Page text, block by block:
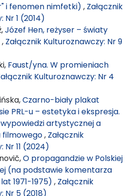
i fenomen nimfetki) , Załącznik
Nr 1 (2014)
Józef Hen, reżyser – światy
, Załącznik Kulturoznawczy: Nr 9
Faust/yna. W promieniach
Kulturoznawczy: Nr 4
Czarno-biały plakat
PRL-u – estetyka i ekspresja.
artystycznej a
filmowego, Załącznik
Nr 11 (2024)
O propagandzie w Polskiej
(na podstawie komentarza
1971-1975) , Załącznik
Nr 5 (2018)